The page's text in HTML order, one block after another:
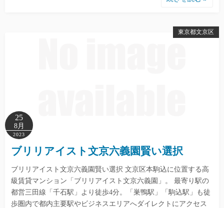
東京都文京区
25
8月
2023
ブリリアイスト文京六義園賢い選択
ブリリアイスト文京六義園賢い選択 文京区本駒込に位置する高
級賃貸マンション「ブリリアイスト文京六義園」。 最寄り駅の
都営三田線「千石駅」より徒歩4分。「巣鴨駅」「駒込駅」も徒
歩圏内で都内主要駅やビジネスエリアへダイレクトにアクセス